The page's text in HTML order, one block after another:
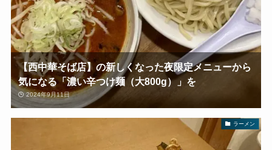
【西中華そば店】の新しくなった夜限定メニューから
気になる「濃い辛つけ麺（大800g）」を
2024年9月11日
ラーメン